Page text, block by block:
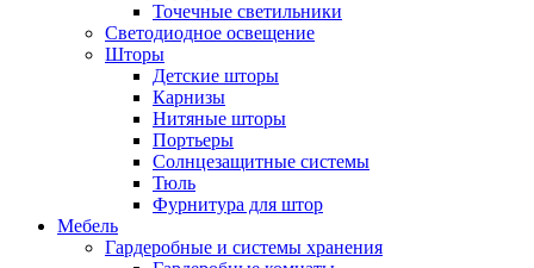
Точечные светильники
Светодиодное освещение
Шторы
Детские шторы
Карнизы
Нитяные шторы
Портьеры
Солнцезащитные системы
Тюль
Фурнитура для штор
Мебель
Гардеробные и системы хранения